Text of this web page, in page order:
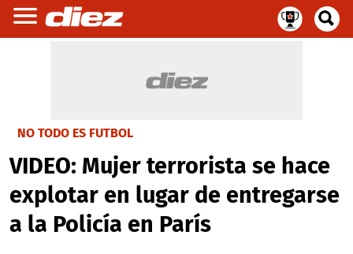
NO TODO ES FUTBOL
VIDEO: Mujer terrorista se hace
explotar en lugar de entregarse
a la Policía en París